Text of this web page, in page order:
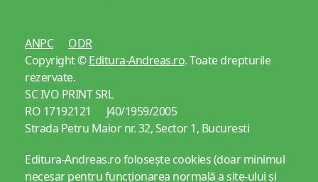
ANPC
ODR
Copyright ©Editura-Andreas.ro. Toate drepturile
rezervate.
SC IVO PRINT SRL
RO 17192121 J40/1959/2005
Strada Petru Maior nr. 32, Sector 1, Bucuresti
Editura-Andreas.ro folosește cookies (doar minimul
necesar pentru funcționarea normală a site-ului și